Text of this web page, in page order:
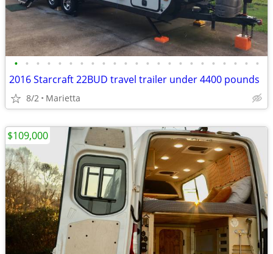
• • • • • • • • • • • • • • • • • • • • • • •
2016 Starcraft 22BUD travel trailer under 4400 pounds
8/2 Marietta
$109,000